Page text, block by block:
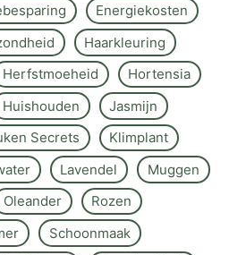
Energiekosten
Haarkleuring
Herfstmoeheid
Hortensia
Huishouden
Jasmijn
Secrets
Klimplant
Lavendel
Muggen
Oleander
Rozen
Schoonmaak